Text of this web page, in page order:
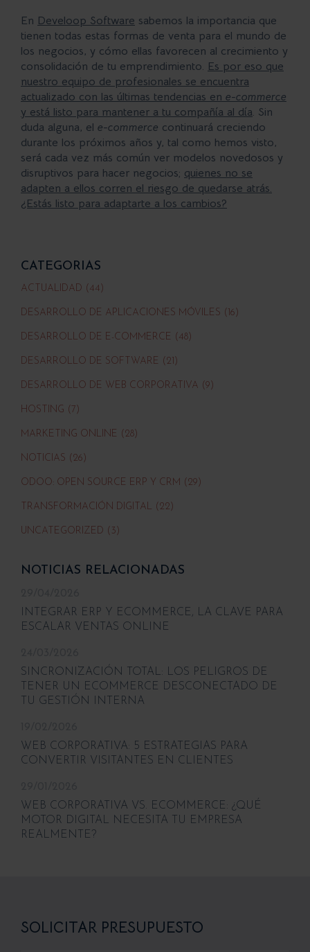
En Develoop Software sabemos la importancia que
tienen todas estas formas de venta para el mundo de
los negocios, y cómo ellas favorecen al crecimiento y
consolidación de tu emprendimiento. Es por eso que
nuestro equipo de profesionales se encuentra
actualizado con las últimas tendencias en e-commerce
y está listo para mantener a tu compañía al día. Sin
duda alguna, el e-commerce continuará creciendo
durante los próximos años y, tal como hemos visto,
será cada vez más común ver modelos novedosos y
disruptivos para hacer negocios; quienes no se
adapten a ellos corren el riesgo de quedarse atrás.
¿Estás listo para adaptarte a los cambios?
CATEGORIAS
ACTUALIDAD (44)
DESARROLLO DE APLICACIONES MÓVILES (16)
DESARROLLO DE E-COMMERCE (48)
DESARROLLO DE SOFTWARE (21)
DESARROLLO DE WEB CORPORATIVA (9)
HOSTING (7)
MARKETING ONLINE (28)
NOTICIAS (26)
ODOO: OPEN SOURCE ERP Y CRM (29)
TRANSFORMACIÓN DIGITAL (22)
UNCATEGORIZED (3)
NOTICIAS RELACIONADAS
INTEGRAR ERP Y ECOMMERCE, LA CLAVE PARA
ESCALAR VENTAS ONLINE
SINCRONIZACIÓN TOTAL: LOS PELIGROS DE
TENER UN ECOMMERCE DESCONECTADO DE
TU GESTIÓN INTERNA
WEB CORPORATIVA: 5 ESTRATEGIAS PARA
CONVERTIR VISITANTES EN CLIENTES
WEB CORPORATIVA VS. ECOMMERCE: ¿QUÉ
MOTOR DIGITAL NECESITA TU EMPRESA
REALMENTE?
SOLICITAR PRESUPUESTO